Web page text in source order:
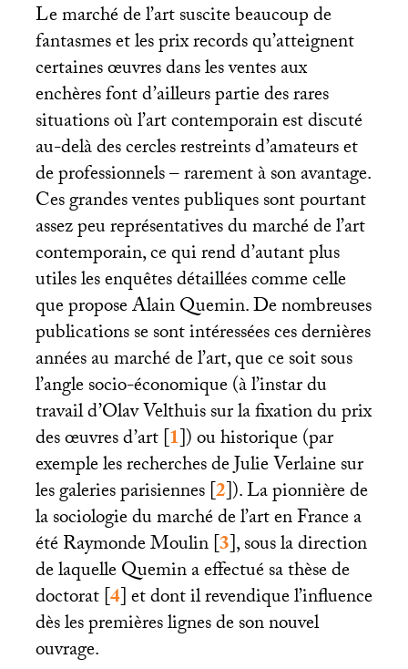
Le marché de l’art suscite beaucoup de
fantasmes et les prix records qu’atteignent
certaines œuvres dans les ventes aux
enchères font d’ailleurs partie des rares
situations où l’art contemporain est discuté
au-delà des cercles restreints d’amateurs et
de professionnels – rarement à son avantage.
Ces grandes ventes publiques sont pourtant
assez peu représentatives du marché de l’art
contemporain, ce qui rend d’autant plus
utiles les enquêtes détaillées comme celle
que propose Alain Quemin. De nombreuses
publications se sont intéressées ces dernières
années au marché de l’art, que ce soit sous
l’angle socio-économique (à l’instar du
travail d’Olav Velthuis sur la fixation du prix
des œuvres d’art[1]) ou historique (par
exemple les recherches de Julie Verlaine sur
les galeries parisiennes[2]). La pionnière de
la sociologie du marché de l’art en France a
été Raymonde Moulin[3], sous la direction
de laquelle Quemin a effectué sa thèse de
doctorat[4]et dont il revendique l’influence
dès les premières lignes de son nouvel
ouvrage.